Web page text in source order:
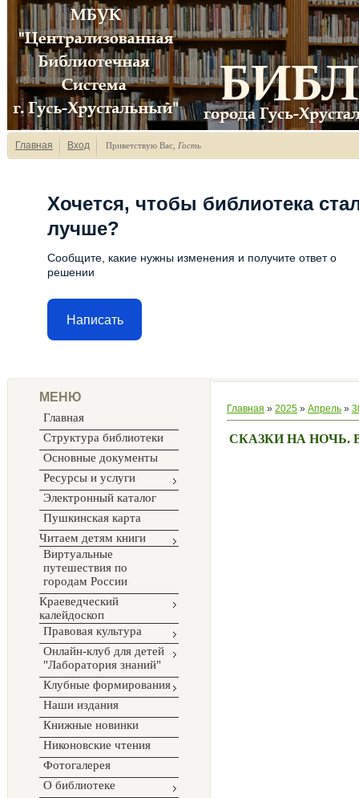
Главная Вход Приветствую Вас Гость
Хочется, чтобы библиотека
лучше?
Сообщите, какие нужны изменения и получите ответ о
решении
Написать
МЕНЮ
Главная
Структура библиотеки
Основные документы
Ресурсы и услуги
Электронный каталог
Пушкинская карта
Читаем детям книги
Виртуальные
путешествия по
городам России
Краеведческий
калейдоскоп
Правовая культура
Онлайн-клуб для детей
"Лаборатория знаний"
Клубные формирования
Наши издания
Книжные новинки
Никоновские чтения
Фотогалерея
О библиотеке
Главная » 2025 » Апрель »
СКАЗКИ НА НОЧЬ.